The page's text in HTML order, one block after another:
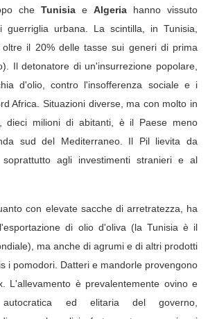
che Tunisia e Algeria hanno vissuto
guerriglia urbana. La scintilla, in Tunisia,
il 20% delle tasse sui generi di prima
Il detonatore di un'insurrezione popolare,
d'olio, contro l'insofferenza sociale e i
Africa. Situazioni diverse, ma con molto in
dieci milioni di abitanti, è il Paese meno
sud del Mediterraneo. Il Pil lievita da
agli investimenti stranieri e al
con elevate sacche di arretratezza, ha
di olio d'oliva (la Tunisia è il
ma anche di agrumi e di altri prodotti
i pomodori. Datteri e mandorle provengono
L'allevamento è prevalentemente ovino e
ed elitaria del governo,